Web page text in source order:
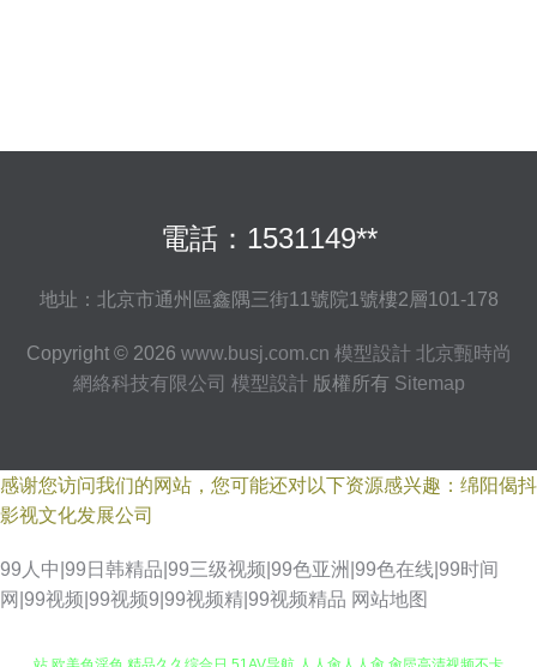
電話：1531149**
地址：北京市通州區鑫隅三街11號院1號樓2層101-178
Copyright © 2026 www.busj.com.cn 模型設計 北京甄時尚
網絡科技有限公司 模型設計版權所有 Sitemap
感谢您访问我们的网站，您可能还对以下资源感兴趣：绵阳偈抖
影视文化发展公司
99人中|99日韩精品|99三级视频|99色亚洲|99色在线|99时间
网|99视频|99视频9|99视频精|99视频精品 网站地图